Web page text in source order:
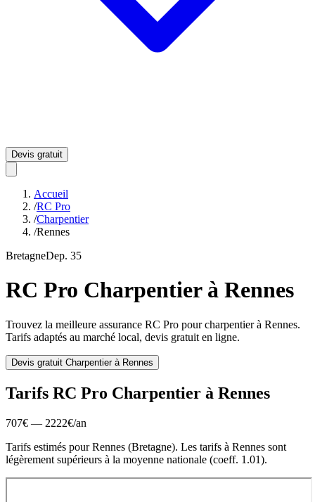
Devis gratuit
Accueil
/RC Pro
/Charpentier
/Rennes
BretagneDep. 35
RC Pro Charpentierà Rennes
Trouvez la meilleure assurance RC Pro pourcharpentierà Rennes.
Tarifs adaptés au marché local, devis gratuit en ligne.
Devis gratuit Charpentierà Rennes
Tarifs RC Pro Charpentier à Rennes
707€ — 2222€/an
Tarifs estimés pourRennes (Bretagne). Les tarifs à Rennes sont
légèrement supérieurs à la moyenne nationale (coeff. 1.01).